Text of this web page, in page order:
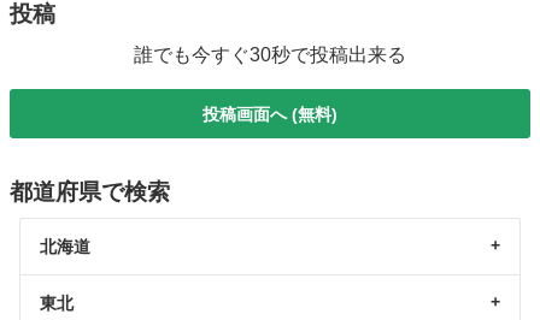
投稿
誰でも今すぐ30秒で投稿出来る
投稿画面へ (無料)
都道府県で検索
北海道
東北